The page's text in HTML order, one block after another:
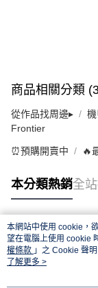
商品相關分類
從作品找周邊▸
Frontier
⏰預購開賣中 🔥
本分類熱銷全
熱門標籤
本網站中使用 cookie，
望在電腦上使用 cookie
權條款 」之 Cookie 聲
用條款之 Cookie 聲明使
了解更多 >